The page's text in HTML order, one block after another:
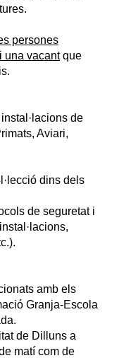
persones
una vacantque
de
Aviari,
dins dels
de seguretat i
amb els
Granja-Escola
de Dilluns a
matí com de